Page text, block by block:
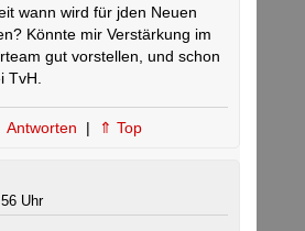
wann wird für jden Neuen
Könnte mir Verstärkung im
gut vorstellen, und schon
TvH.
Antworten | ⇑ Top
Uhr